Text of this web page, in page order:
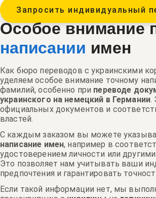
Запросить индивидуальный
Особое внимание
написании имен
Как бюро переводов с украинскими
уделяем особое внимание точному
фамилий, особенно при переводе
украинского на немецкий в Германии.
официальных документов и
властей.
С каждым заказом вы можете
написание имен, например в
удостоверением личности или
Это позволяет нам учитывать ваши
предпочтения и гарантировать
Если такой информации нет, мы